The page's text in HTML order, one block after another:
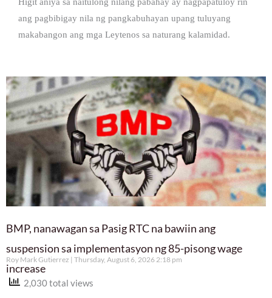
ang pagbibigay nila ng pangkabuhayan upang tuluyang
makabangon ang mga Leytenos sa naturang kalamidad.
BMP, nanawagan sa Pasig RTC na bawiin ang
suspension sa implementasyon ng 85-pisong wage
increase
Roy Mark Gutierrez Thursday, August 6, 2026 2:18 pm
2,030 total views